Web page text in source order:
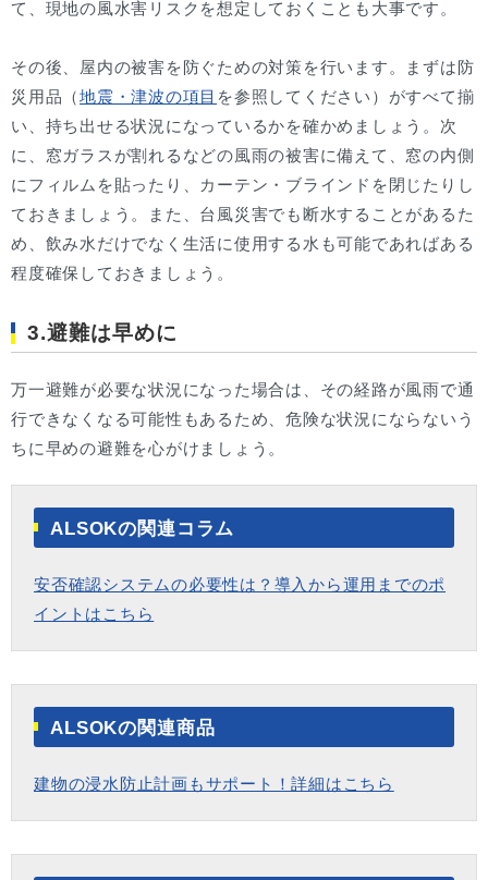
て、現地の風水害リスクを想定しておくことも大事です。
その後、屋内の被害を防ぐための対策を行います。まずは防
災用品（地震・津波の項目 を参照してください）がすべて揃
い、持ち出せる状況になっているかを確かめましょう。次
に、窓ガラスが割れるなどの風雨の被害に備えて、窓の内側
にフィルムを貼ったり、カーテン・ブラインドを閉じたりし
ておきましょう。また、台風災害でも断水することがあるた
め、飲み水だけでなく生活に使用する水も可能であればある
程度確保しておきましょう。
3.避難は早めに
万一避難が必要な状況になった場合は、その経路が風雨で通
行できなくなる可能性もあるため、危険な状況にならないう
ちに早めの避難を心がけましょう。
ALSOKの関連コラム
安否確認システムの必要性は？導入から運用までのポ
イントはこちら
ALSOKの関連商品
建物の浸水防止計画もサポート！詳細はこちら